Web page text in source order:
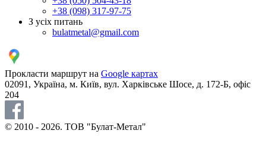
+38 (098) 317-97-75
З усіх питань
bulatmetal@gmail.com
Прокласти маршрут на Google картах
02091, Україна, м. Київ, вул. Харківське Шосе, д. 172-Б, офіс
204
© 2010 - 2026. ТОВ "Булат-Метал"